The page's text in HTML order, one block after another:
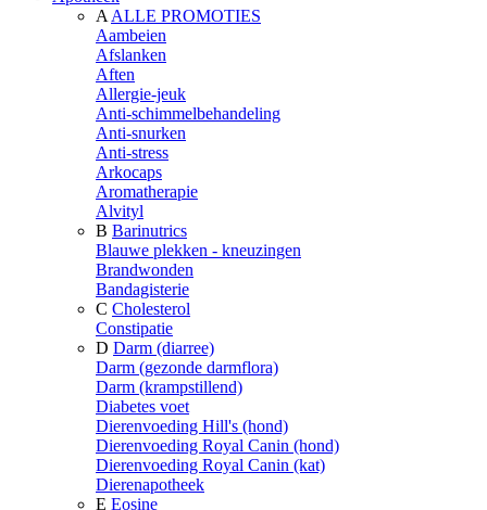
A ALLE PROMOTIES
Aambeien
Afslanken
Aften
Allergie-jeuk
Anti-schimmelbehandeling
Anti-snurken
Anti-stress
Arkocaps
Aromatherapie
Alvityl
B Barinutrics
Blauwe plekken - kneuzingen
Brandwonden
Bandagisterie
C Cholesterol
Constipatie
D Darm (diarree)
Darm (gezonde darmflora)
Darm (krampstillend)
Diabetes voet
Dierenvoeding Hill's (hond)
Dierenvoeding Royal Canin (hond)
Dierenvoeding Royal Canin (kat)
Dierenapotheek
E Eosine